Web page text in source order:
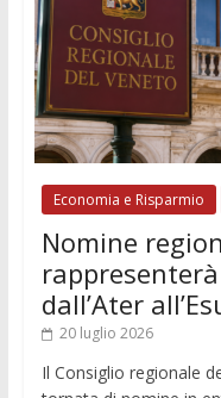
Economia e Risparmio
Nomine
dall’Ater
20 luglio 2026
Il Consiglio regionale